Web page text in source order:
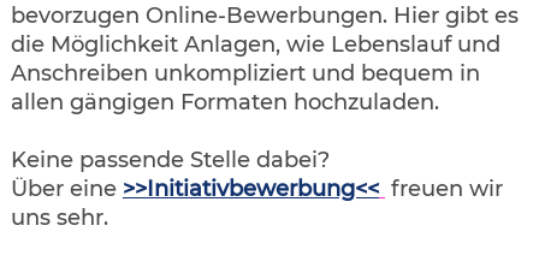
bevorzugen Online-Bewerbungen. Hier gibt es
die Möglichkeit Anlagen, wie Lebenslauf und
Anschreiben unkompliziert und bequem in
allen gängigen Formaten hochzuladen.
Keine passende Stelle dabei?
Über eine >>Initiativbewerbung<< freuen wir
uns sehr.